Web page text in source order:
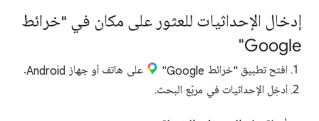
إدخال الإحداثيات للعثور على مكان في "خرائط
Google"
افتح تطبيق "خرائط Google"
على هاتف أو جهاز Android.
أدخِل الإحداثيات في مربّع البحث.